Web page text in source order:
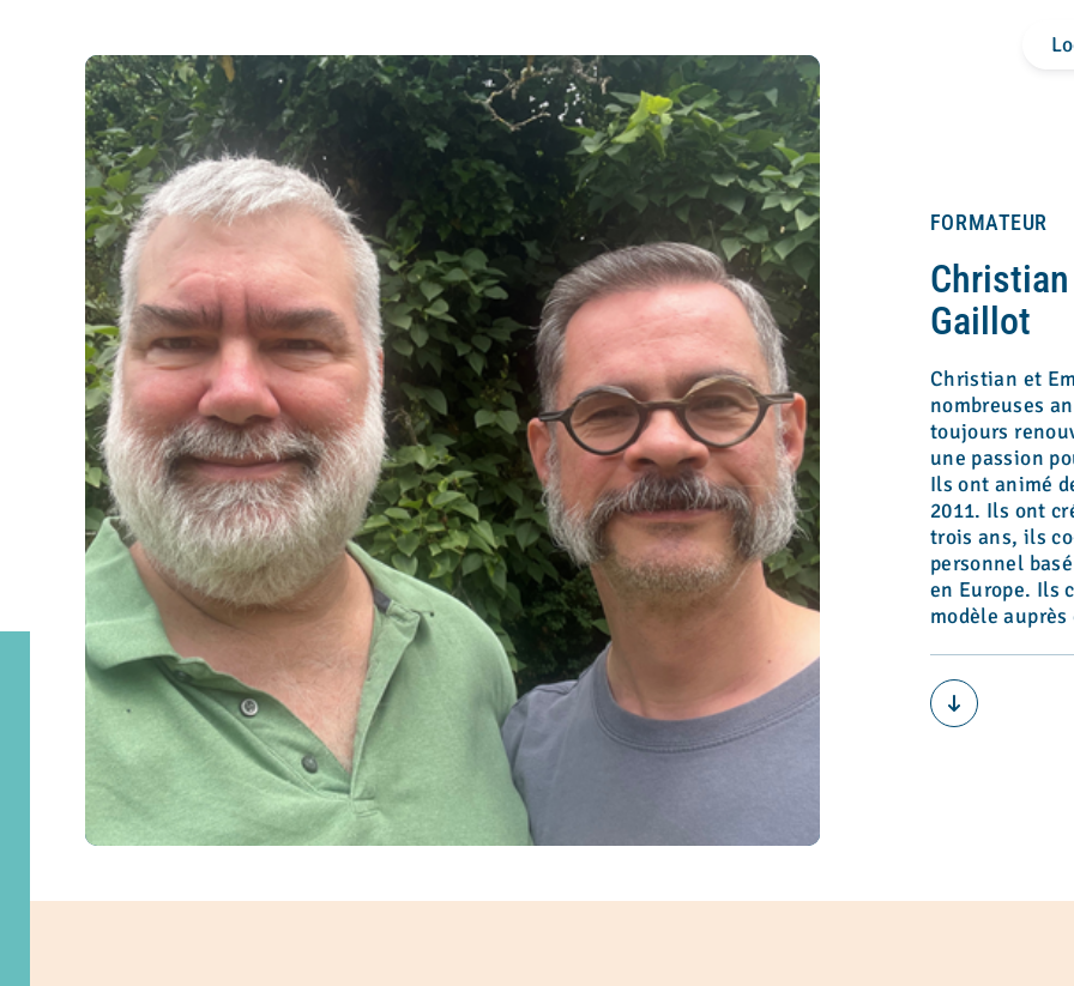
FORMATEUR
Gaillot
Christian et
nombreuses
toujours
une passion
Ils ont animé
2011. Ils ont
trois ans, ils
personnel
en Europe. Ils
modèle